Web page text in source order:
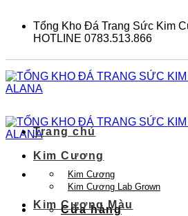
content
Tổng Kho Đá Trang Sức Kim
HOTLINE 0783.513.866
Cửa hàng
Trang chủ
Kim Cương
Kim Cương
Kim Cương Lab Grown
Kim Cương Màu